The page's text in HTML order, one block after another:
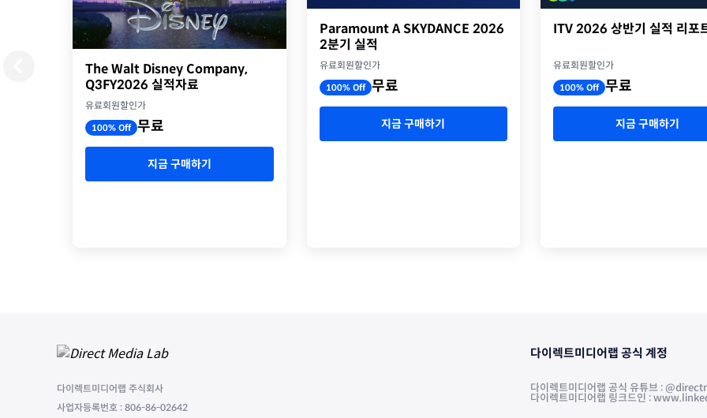
The Walt Disney Company,
Q3FY2026 실적자료
유료회원할인가
100% Off 무료
지금 구매하기
Paramount A SKYDANCE 2026
2분기 실적
유료회원할인가
100% Off 무료
지금 구매하기
ITV 2026 상반기 실적 리포
유료회원할인가
100% Off 무료
지금 구매하기
다이렉트미디어랩 주식회사
사업자등록번호 : 806-86-02642
다이렉트미디어랩 공식 계정
다이렉트미디어랩 공식 유튜브 :
다이렉트미디어랩 링크드인 :